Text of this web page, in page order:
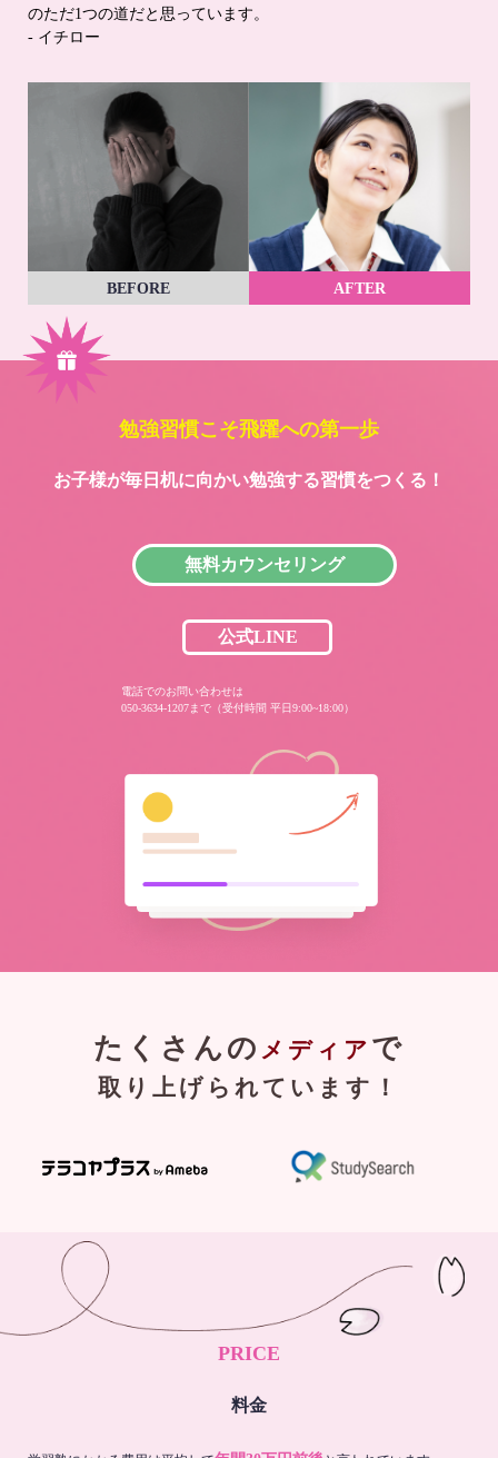
のただ1つの道だと思っています。
- イチロー
BEFORE AFTER
勉強習慣こそ飛躍への第一歩
お子様が毎日机に向かい勉強する習慣をつくる！
無料カウンセリング
公式LINE
電話でのお問い合わせは
050-3634-1207まで（受付時間 平日9:00~18:00）
たくさんの メディア で
取り上げられています！
PRICE
料金